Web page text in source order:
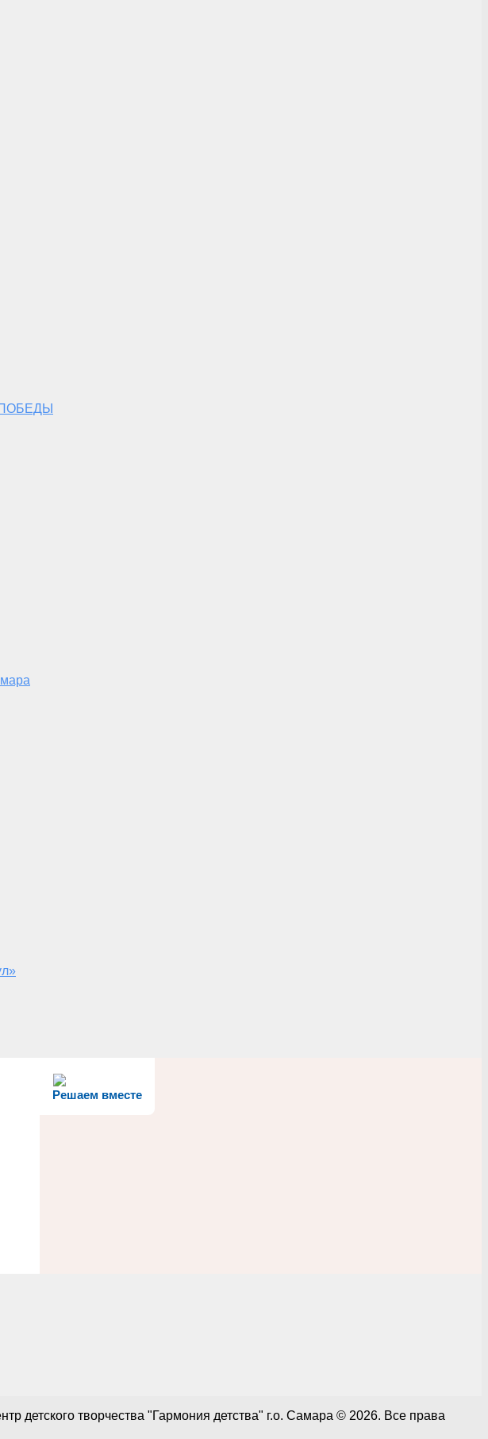
Решаем вместе
детского творчества "Гармония детства" г.о. Самара © 2026. Все права